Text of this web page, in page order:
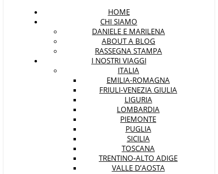
HOME
CHI SIAMO
DANIELE E MARILENA
ABOUT A BLOG
RASSEGNA STAMPA
I NOSTRI VIAGGI
ITALIA
EMILIA-ROMAGNA
FRIULI-VENEZIA GIULIA
LIGURIA
LOMBARDIA
PIEMONTE
PUGLIA
SICILIA
TOSCANA
TRENTINO-ALTO ADIGE
VALLE D’AOSTA